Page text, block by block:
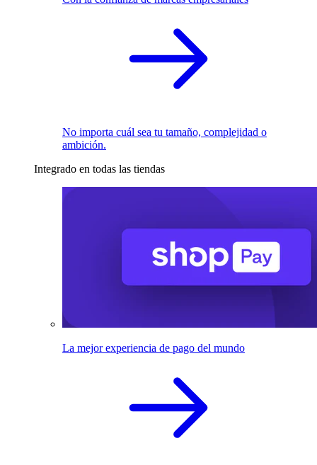
No importa cuál sea tu tamaño, complejidad o
ambición.
Integrado en todas las tiendas
La mejor experiencia de pago del mundo